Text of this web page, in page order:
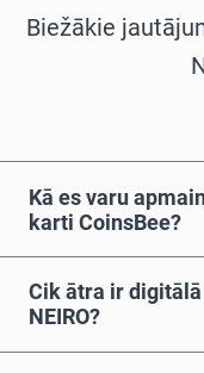
Biežākie
Kā es varu
karti CoinsBee?
Cik ātra ir
NEIRO?